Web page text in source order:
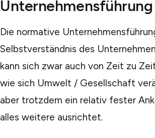
Unternehmensführung
Die normative
Selbstverständnis des
kann sich zwar auch von Zeit zu
wie sich Umwelt / Gesellschaft
aber trotzdem ein relativ fester
alles weitere ausrichtet.